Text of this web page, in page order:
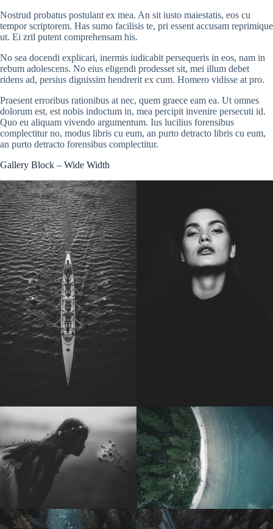
Nostrud probatus postulant ex mea. An sit iusto maiestatis, eos cu
tempor scriptorem. Has sumo facilisis te, pri essent accusam reprimique
ut. Ei zril putent comprehensam his.
No sea docendi explicari, inermis iudicabit persequeris in eos, nam in
rebum adolescens. No eius eligendi prodesset sit, mei illum debet
ridens ad, persius dignissim hendrerit ex cum. Homero vidisse at pro.
Praesent erroribus rationibus at nec, quem graece eam ea. Ut omnes
dolorum est, est nobis indoctum in, mea percipit invenire persecuti id.
Quo eu aliquam vivendo argumentum. Ius lucilius forensibus
complectitur no, modus libris cu eum, an purto detracto libris cu eum,
an purto detracto forensibus complectitur.
Gallery Block – Wide Width